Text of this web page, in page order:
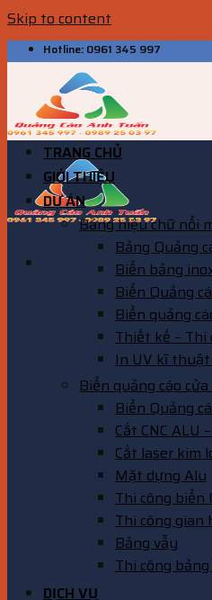
Skip to content
Hotline: 0961 345 997
TRANG CHỦ
GIỚI THIỆU
DỰ ÁN
Bảng hiệu chữ nổi
Bảng Quảng
Biển bảng
Biển Quảng
Biển quảng
Thiết kế – Thi
In UV kĩ
Biển quảng cáo
Biển Quảng
Cắt CNC ALU
Cắt laser kim
Mặt dựng Alu
Thi công biển
Thi công gian
Bảng vẫy
Thi công
DỊCH VỤ